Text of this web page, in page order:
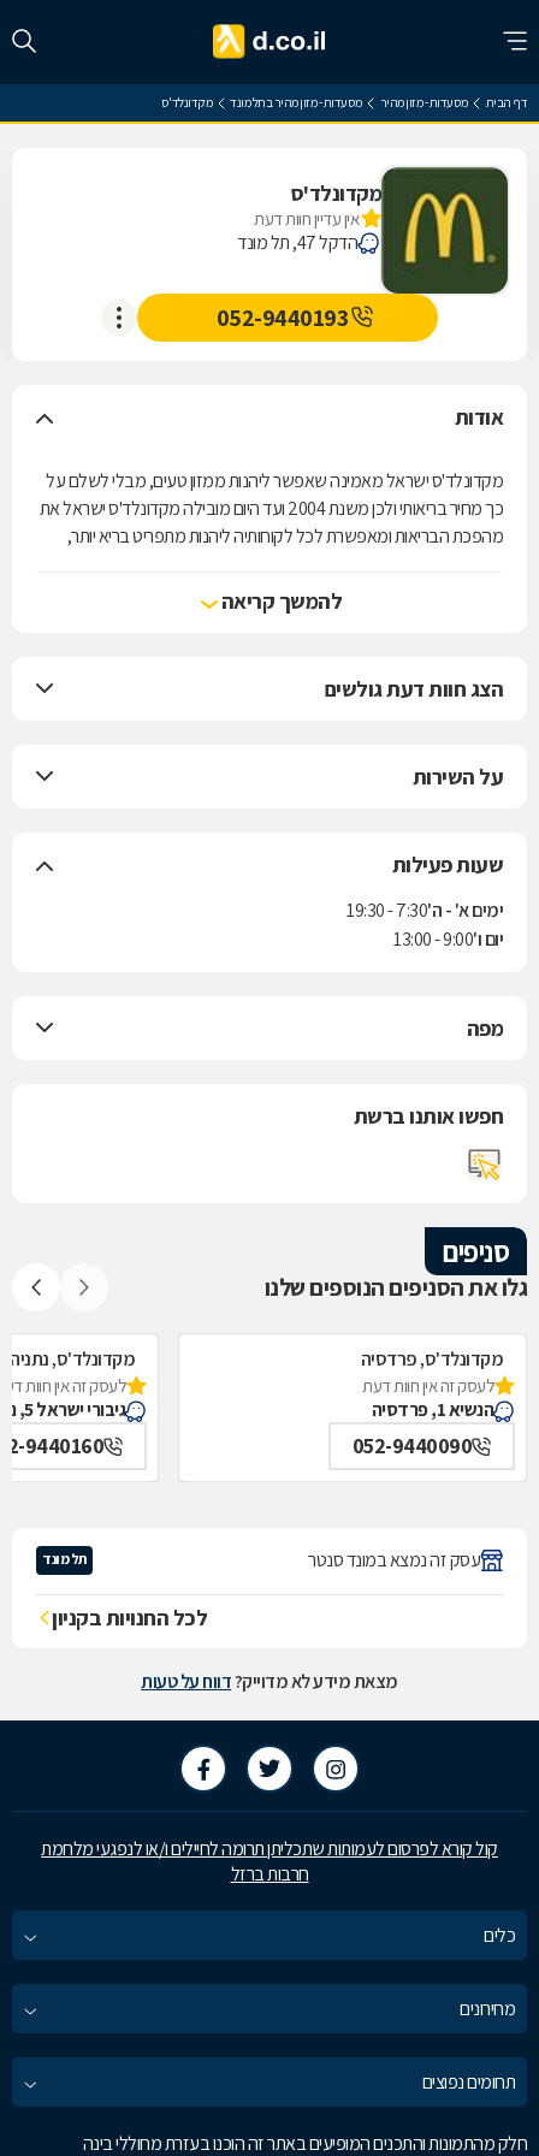
דף הבית מסעדות - מזון מהיר מסעדות - מזון מהיר בתל מונד מקדונלד'ס
מקדונלד'ס
אין עדיין חוות דעת
הדקל 47, תל מונד
052-9440193
אודות
מקדונלד'ס ישראל מאמינה שאפשר ליהנות ממזון טעים, מבלי לשלם על
כך מחיר בריאותי ולכן משנת 2004 ועד היום מובילה מקדונלד'ס ישראל את
מהפכת הבריאות ומאפשרת לכל לקוחותיה ליהנות מתפריט בריא יותר,
להמשך קריאה
הצג חוות דעת גולשים
על השירות
שעות פעילות
ימים א' - ה'7:30 - 19:30
יום ו'9:00 - 13:00
מפה
חפשו אותנו ברשת
סניפים
גלו את הסניפים הנוספים שלנו
מקדונלד'ס, פרדסיה
לעסק זה אין חוות דעת
הנשיא 1, פרדסיה
052-9440090
מקדונלד'ס, נתניה
לעסק זה אין חוות
גיבורי ישראל 5, נתניה
9440160
עסק זה נמצא במונד סנטר תל מונד
לכל החנויות בקניון
מצאת מידע לא מדוייק?דווח על טעות
קול קורא לפרסום לעמותות שתכליתן תרומה לחיילים ו/או לנפגעי מלחמת
חרבות ברזל
כלים
מחירונים
תחומים נפוצים
חלק מהתמונות והתכנים המופיעים באתר זה הוכנו בעזרת מחוללי בינה